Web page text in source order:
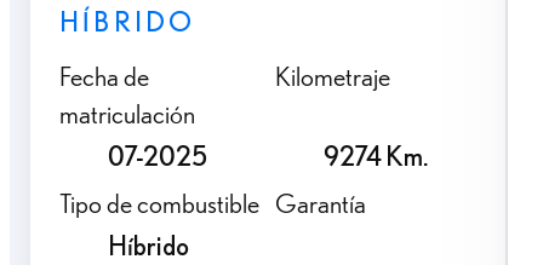
HÍBRIDO
Fecha de
matriculación
07-2025
Kilometraje
9274 Km.
Tipo de combustible
Híbrido
Garantía